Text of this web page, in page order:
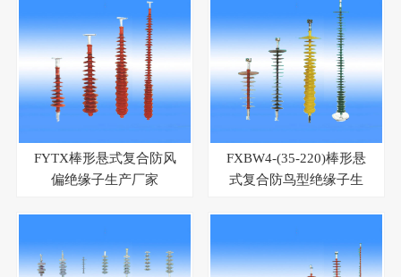
FYTX棒形悬式复合防风
偏绝缘子生产厂家
FXBW4-(35-220)棒形悬
式复合防鸟型绝缘子生